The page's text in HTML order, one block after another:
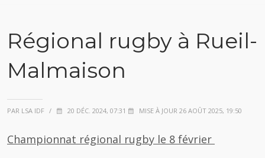
Régional rugby à Rueil-
Malmaison
PAR LSA IDF / 20 DÉC. 2024, 07:31 MISE À JOUR 26 AOÛT 2025, 19:50
Championnat régional rugby le 8 février